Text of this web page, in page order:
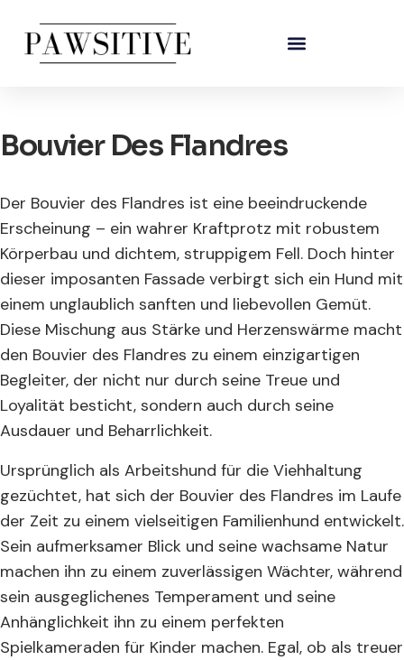
Bouvier Des Flandres
Der Bouvier des Flandres ist eine beeindruckende
Erscheinung – ein wahrer Kraftprotz mit robustem
Körperbau und dichtem, struppigem Fell. Doch hinter
dieser imposanten Fassade verbirgt sich ein Hund mit
einem unglaublich sanften und liebevollen Gemüt.
Diese Mischung aus Stärke und Herzenswärme macht
den Bouvier des Flandres zu einem einzigartigen
Begleiter, der nicht nur durch seine Treue und
Loyalität besticht, sondern auch durch seine
Ausdauer und Beharrlichkeit.
Ursprünglich als Arbeitshund für die Viehhaltung
gezüchtet, hat sich der Bouvier des Flandres im Laufe
der Zeit zu einem vielseitigen Familienhund entwickelt.
Sein aufmerksamer Blick und seine wachsame Natur
machen ihn zu einem zuverlässigen Wächter, während
sein ausgeglichenes Temperament und seine
Anhänglichkeit ihn zu einem perfekten
Spielkameraden für Kinder machen. Egal, ob als treuer